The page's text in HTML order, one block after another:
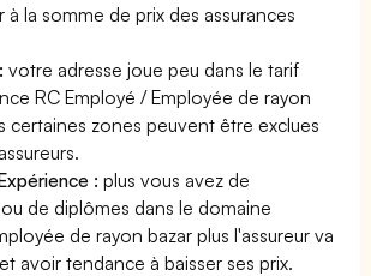
à la somme de prix des assurances
votre adresse joue peu dans le tarif
RC Employé / Employée de rayon
certaines zones peuvent être exclues
:plus vous avez de
de diplômes dans le domaine
de rayon bazar plus l'assureur va
avoir tendance à baisser ses prix.